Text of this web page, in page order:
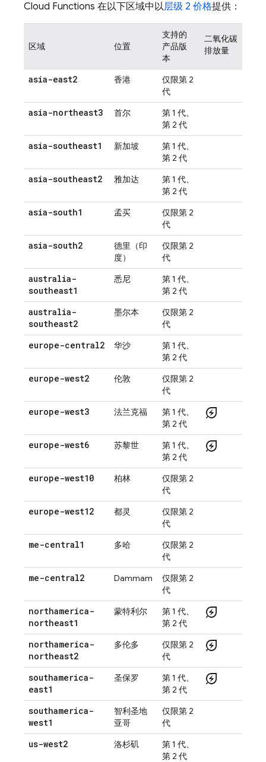
Cloud Functions 在以下区域中以层级 2 价格提供：
区域 位置
支持的
产品版
本
二氧化碳
排放量
asia-east2 香港
仅限第 2
代
asia-northeast3 首尔
第 1 代、
第 2 代
asia-southeast1 新加坡
第 1 代、
第 2 代
asia-southeast2 雅加达
第 1 代、
第 2 代
asia-south1 孟买
仅限第 2
代
asia-south2
德里（印
度）
仅限第 2
代
australia-
southeast1
悉尼
第 1 代、
第 2 代
australia-
southeast2
墨尔本
仅限第 2
代
europe-central2 华沙
第 1 代、
第 2 代
europe-west2 伦敦
仅限第 2
代
europe-west3 法兰克福
第 1 代、
第 2 代
energy_savings_leaf
europe-west6 苏黎世
第 1 代、
第 2 代
energy_savings_leaf
europe-west10 柏林
仅限第 2
代
europe-west12 都灵
仅限第 2
代
me-central1 多哈
仅限第 2
代
me-central2 Dammam
仅限第 2
代
northamerica-
northeast1
蒙特利尔
第 1 代、
第 2 代
energy_savings_leaf
northamerica-
northeast2
多伦多
仅限第 2
代
energy_savings_leaf
southamerica-
east1
圣保罗
第 1 代、
第 2 代
energy_savings_leaf
southamerica-
west1
智利圣地
亚哥
仅限第 2
代
us-west2 洛杉矶
第 1 代、
第 2 代